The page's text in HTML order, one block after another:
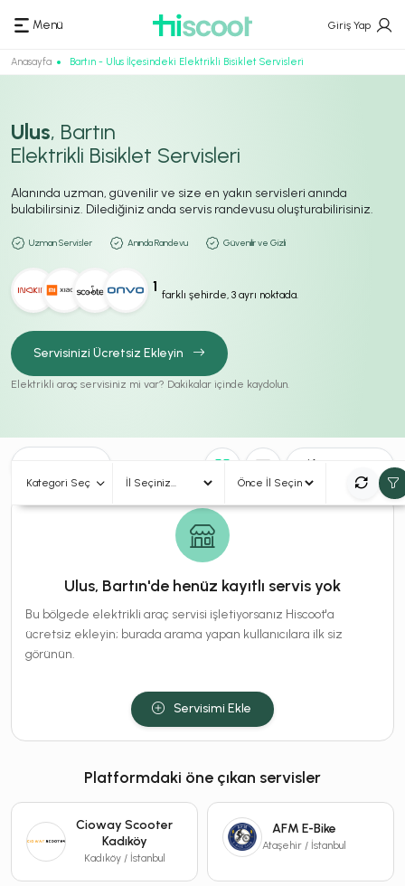
Menü Giriş Yap
Anasayfa Bartın - Ulus İlçesindeki Elektrikli Bisiklet Servisleri
Ulus, Bartın
Elektrikli Bisiklet Servisleri
Alanında uzman, güvenilir ve size en yakın servisleri anında
bulabilirsiniz. Dilediğiniz anda servis randevusu oluşturabilirisiniz.
Uzman Servisler Anında Randevu Güvenilir ve Gizli
1 farklı şehirde, 3 ayrı noktada.
Servisinizi Ücretsiz Ekleyin
Elektrikli araç servisiniz mi var? Dakikalar içinde kaydolun.
Kategori Seç
Ulus, Bartın'de henüz kayıtlı servis yok
Bu bölgede elektrikli araç servisi işletiyorsanız Hiscoot'a
ücretsiz ekleyin; burada arama yapan kullanıcılara ilk siz
görünün.
Servisimi Ekle
Platformdaki öne çıkan servisler
Cioway Scooter
Kadıköy
Kadıköy / İstanbul
AFM E-Bike
Ataşehir / İstanbul